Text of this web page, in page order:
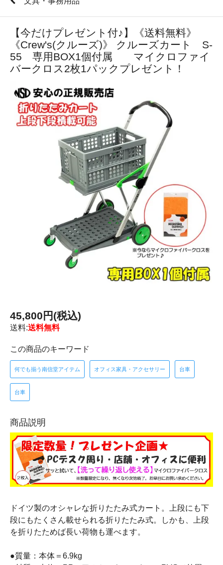
【今だけプレゼント付♪】《送料無料》
《Crew's(クルーズ)》 クルーズカート S-
55 専用BOX1個付属 マイクロファイ
バークロス2枚1パックプレゼント！
45,800円(税込)
送料:送料無料
この商品のキーワード
何でも揃う南信堂アイテム オフィス家具・アクセサリー 台車
台車
商品説明
ドイツ製のオシャレな折りたたみ式カート。上段にも下
段にもたくさん載せられる折りたたみ式。しかも、上段
を折りたためば長い荷物も運べます。
●質量：本体＝6.9kg